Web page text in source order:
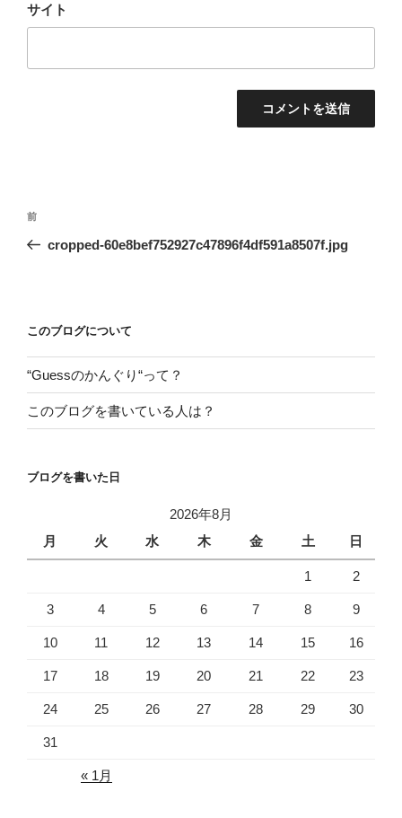
サイト
投
ナ
ー
シ
ョ
ン
前
の
前
cropped-60e8bef752927c47896f4df591a8507f.jpg
このブログについて
“Guessのかんぐり“って？
このブログを書いている人は？
ブログを書いた日
2026年8月
月
火 水 木 金 土 日
1 2
3 4 5 6 7 8 9
10 11 12 13 14 15 16
17 18 19 20 21 22 23
24 25 26 27 28 29 30
31
« 1月